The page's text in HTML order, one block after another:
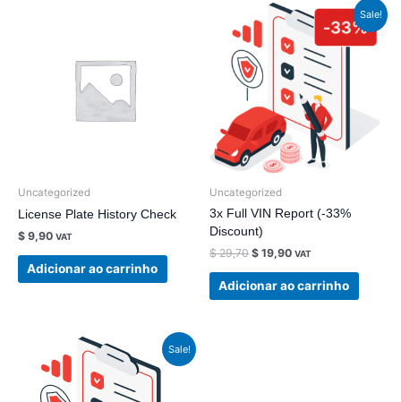
Uncategorized
License Plate History Check
$ 9,90 VAT
Adicionar ao carrinho
Sale!
Uncategorized
3x Full VIN Report (-33%
Discount)
$29,70
preço
original
era:
$ 29,70.
$ 19,90
O
preço
atual
é:
$ 19,90.
VAT
Adicionar ao carrinho
Sale!
preço
original
era:
O
preço
atual
é: